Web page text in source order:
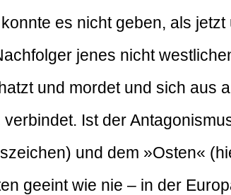
es nicht geben, als
jenes nicht
und mordet und sich aus
Ist der
und dem »Osten«
geeint wie nie – in der